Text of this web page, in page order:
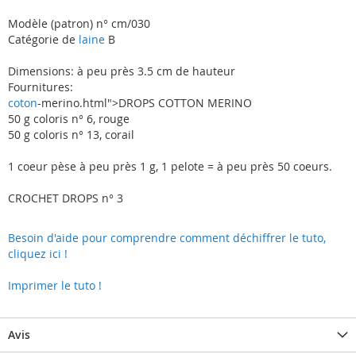
Modèle (patron) n° cm/030
Catégorie de laine B
Dimensions: à peu près 3.5 cm de hauteur
Fournitures:
coton-merino.html">DROPS COTTON MERINO
50 g coloris n° 6, rouge
50 g coloris n° 13, corail
1 coeur pèse à peu près 1 g, 1 pelote = à peu près 50 coeurs.
CROCHET DROPS n° 3
Besoin d'aide pour comprendre comment déchiffrer le tuto,
cliquez ici !
Imprimer le tuto !
Avis